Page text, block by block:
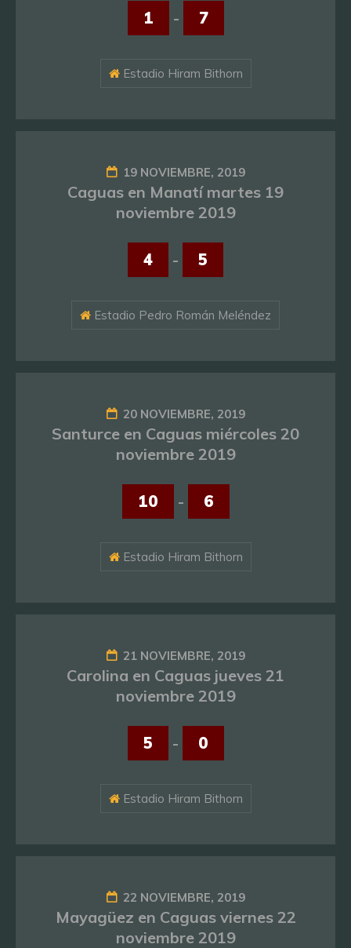
1 - 7
Estadio Hiram Bithorn
19 NOVIEMBRE, 2019
Caguas en Manatí martes 19
noviembre 2019
4 - 5
Estadio Pedro Román Meléndez
20 NOVIEMBRE, 2019
Santurce en Caguas miércoles 20
noviembre 2019
10 - 6
Estadio Hiram Bithorn
21 NOVIEMBRE, 2019
Carolina en Caguas jueves 21
noviembre 2019
5 - 0
Estadio Hiram Bithorn
22 NOVIEMBRE, 2019
Mayagüez en Caguas viernes 22
noviembre 2019